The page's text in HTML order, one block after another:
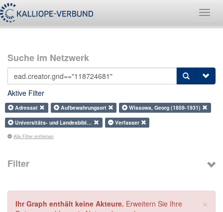
Suche im Netzwerk
Aktive Filter
Adressat Aufbewahrungsort
Wissowa, Georg (1859-1931)
Universitäts- und Landesbibl…
Verfasser
Alle Filter entfernen
Filter
×
Ihr Graph enthält keine Akteure. Erweitern Sie Ihre